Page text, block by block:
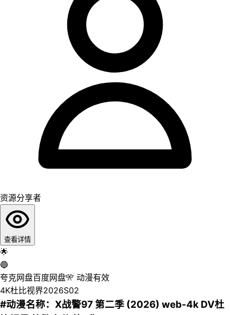
资源分享者
查看详情
🌟
🔵
夸克网盘百度网盘🎌 动漫有效
4K杜比视界2026S02
#动漫名称：X战警97 第二季 (2026) web-4k DV杜